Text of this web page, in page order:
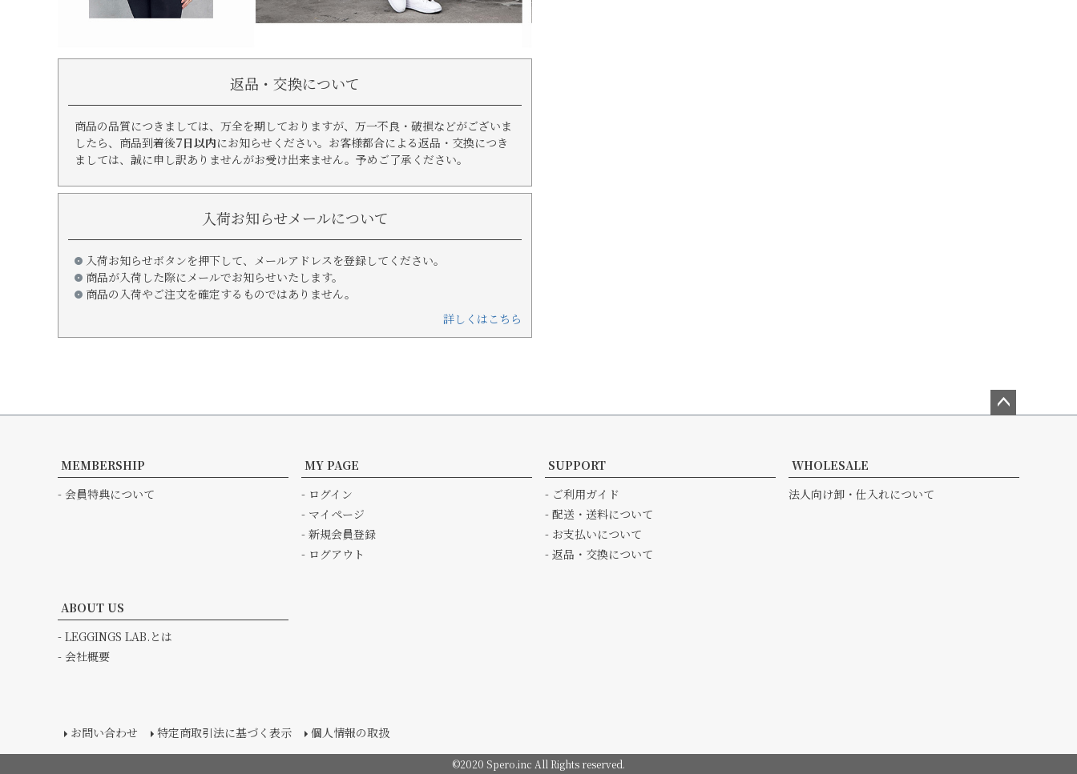
返品・交換について
商品の品質につきましては、万全を期しておりますが、万一不良・破損などがございま
したら、商品到着後7日以内にお知らせください。お客様都合による返品・交換につき
ましては、誠に申し訳ありませんがお受け出来ません。予めご了承ください。
入荷お知らせメールについて
入荷お知らせボタンを押下して、メールアドレスを登録してください。
商品が入荷した際にメールでお知らせいたします。
商品の入荷やご注文を確定するものではありません。
詳しくはこちら
へ
MEMBERSHIP
- 会員特典について
MY PAGE
- ログイン
- マイページ
- 新規会員登録
- ログアウト
SUPPORT
- ご利用ガイド
- 配送・送料について
- お支払いについて
- 返品・交換について
WHOLESALE
法人向け卸・仕入れについて
ABOUT US
- LEGGINGS LAB.とは
- 会社概要
お問い合わせ 特定商取引法に基づく表示 個人情報の取扱
©2020 Spero.inc All Rights reserved.